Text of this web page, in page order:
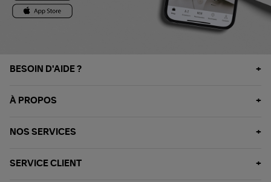
BESOIN D'AIDE ?
À PROPOS
NOS SERVICES
SERVICE CLIENT